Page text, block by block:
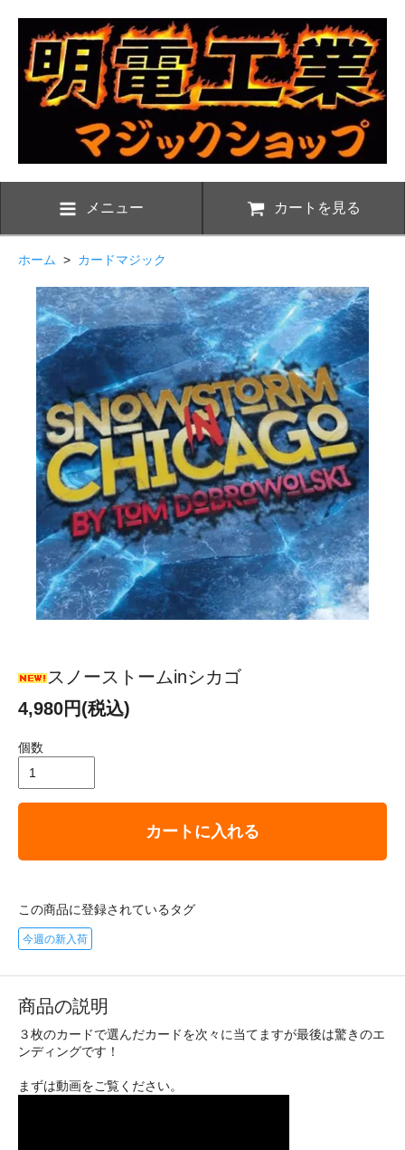
メニュー カートを見る
ホーム > カードマジック
スノーストームinシカゴ
4,980円(税込)
個数
カートに入れる
この商品に登録されているタグ
今週の新入荷
商品の説明
３枚のカードで選んだカードを次々に当てますが最後は驚きのエ
ンディングです！
まずは動画をご覧ください。